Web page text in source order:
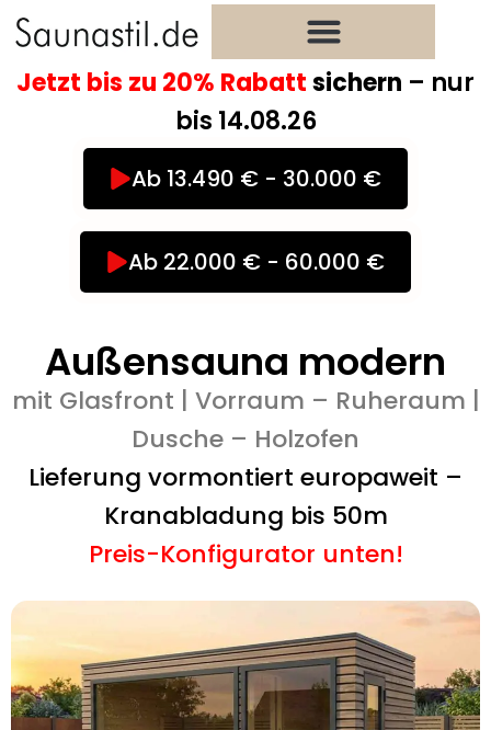
Zum
Inhalt
springen
Jetzt bis zu 20% Rabattsichern – nur
bis 14.08.26
Ab 13.490 € - 30.000 €
Ab 22.000 € - 60.000 €
Außensauna modern
mit Glasfront | Vorraum – Ruheraum |
Dusche – Holzofen
Lieferung vormontiert europaweit –
Kranabladung bis 50m
Preis-Konfigurator unten!